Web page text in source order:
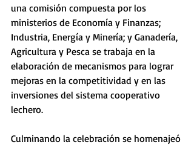
una comisión compuesta por los
ministerios de Economía y Finanzas;
Industria, Energía y Minería; y Ganadería,
Agricultura y Pesca se trabaja en la
elaboración de mecanismos para lograr
mejoras en la competitividad y en las
inversiones del sistema cooperativo
lechero.
Culminando la celebración se homenajeó